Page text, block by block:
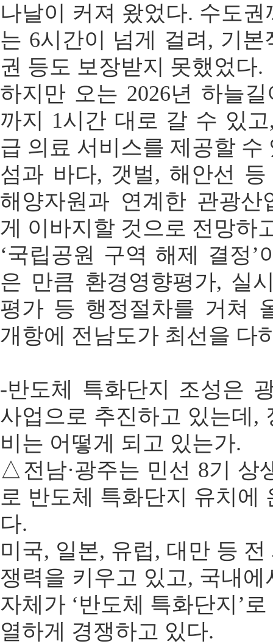
나날이 커져 왔었다. 수도
는 6시간이 넘게 걸려, 기
권 등도 보장받지 못했었다.
하지만 오는 2026년 하늘
까지 1시간 대로 갈 수 있
급 의료 서비스를 제공할 수
섬과 바다, 갯벌, 해안선
해양자원과 연계한 관광
게 이바지할 것으로 전망하
‘국립공원 구역 해제 결정
은 만큼 환경영향평가, 실
평가 등 행정절차를 거쳐
개항에 전남도가 최선을 다
-반도체 특화단지 조성은
사업으로 추진하고 있는데,
비는 어떻게 되고 있는가.
△전남·광주는 민선 8기 상
로 반도체 특화단지 유치에
다.
미국, 일본, 유럽, 대만 등
쟁력을 키우고 있고, 국내
자체가 ‘반도체 특화단지’
열하게 경쟁하고 있다.